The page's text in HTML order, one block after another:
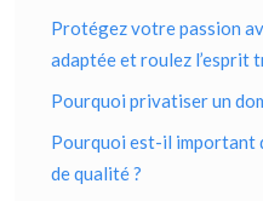
Protégez votre passion
adaptée et roulez l’esprit
Pourquoi privatiser un
Pourquoi est-il important
de qualité ?